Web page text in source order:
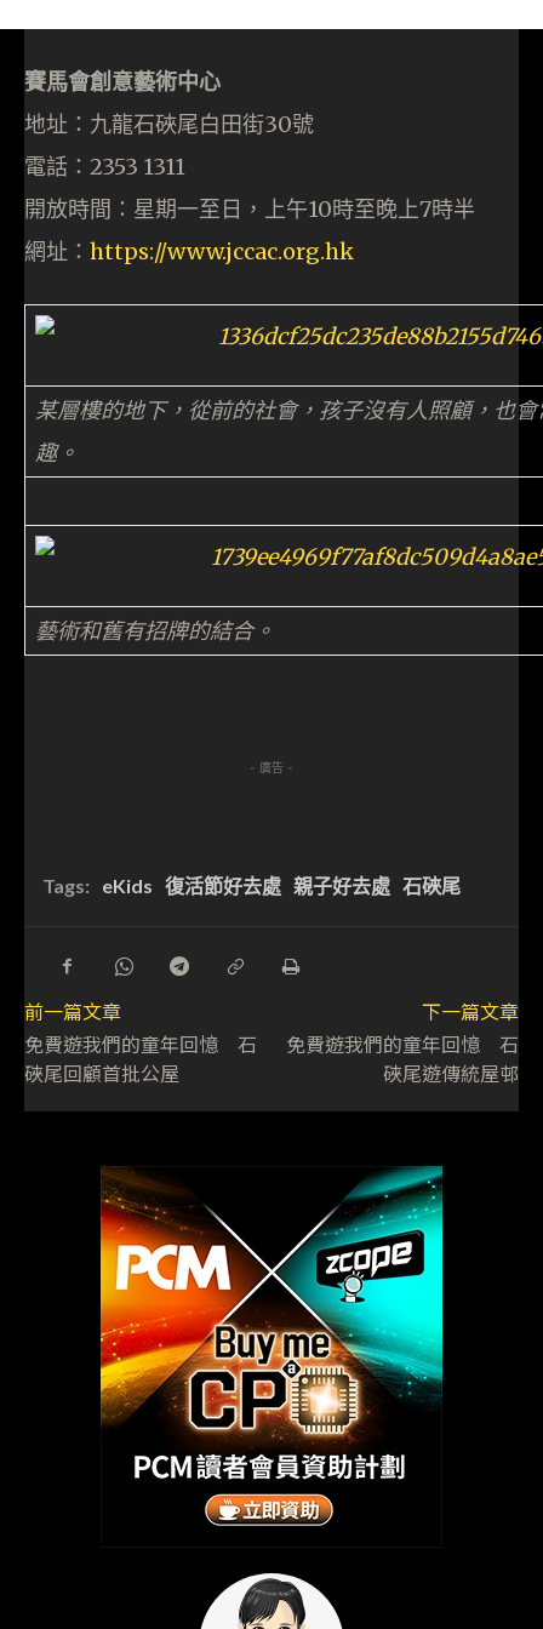
賽馬會創意藝術中心
地址：九龍石硤尾白田街30號
電話：2353 1311
開放時間：星期一至日，上午10時至晚上7時半
網址： https://www.jccac.org.hk
某層樓的地下，從前的社會，孩子沒有人照顧，也
趣。
藝術和舊有招牌的結合。
- 廣告 -
Tags: eKids 復活節好去處 親子好去處 石硤尾
前一篇文章
免費遊我們的童年回憶 石
硤尾回顧首批公屋
下一篇文章
免費遊我們的童年回憶 石
硤尾遊傳統屋邨